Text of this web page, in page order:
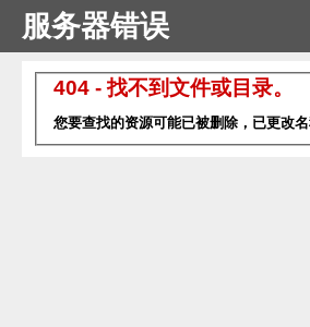
服务器错误
404 - 找不到文件或目录。
您要查找的资源可能已被删除，已更改名